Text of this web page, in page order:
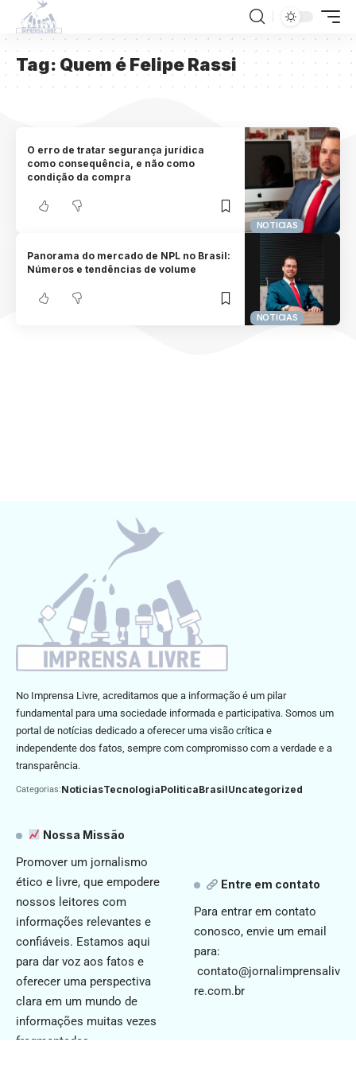
Tag: Quem é Felipe Rassi
NOTICIAS
O erro de tratar segurança jurídica
como consequência, e não como
condição da compra
NOTICIAS
Panorama do mercado de NPL no Brasil:
Números e tendências de volume
No Imprensa Livre, acreditamos que a informação é um pilar
fundamental para uma sociedade informada e participativa. Somos um
portal de notícias dedicado a oferecer uma visão crítica e
independente dos fatos, sempre com compromisso com a verdade e a
transparência.
Categorias:NoticiasTecnologiaPoliticaBrasilUncategorized
Nossa Missão
Promover um jornalismo
ético e livre, que empodere
nossos leitores com
informações relevantes e
confiáveis. Estamos aqui
para dar voz aos fatos e
oferecer uma perspectiva
clara em um mundo de
informações muitas vezes
fragmentadas.
Entre em contato
Para entrar em contato
conosco, envie um email
para:
contato@jornalimprensaliv
re.com.br